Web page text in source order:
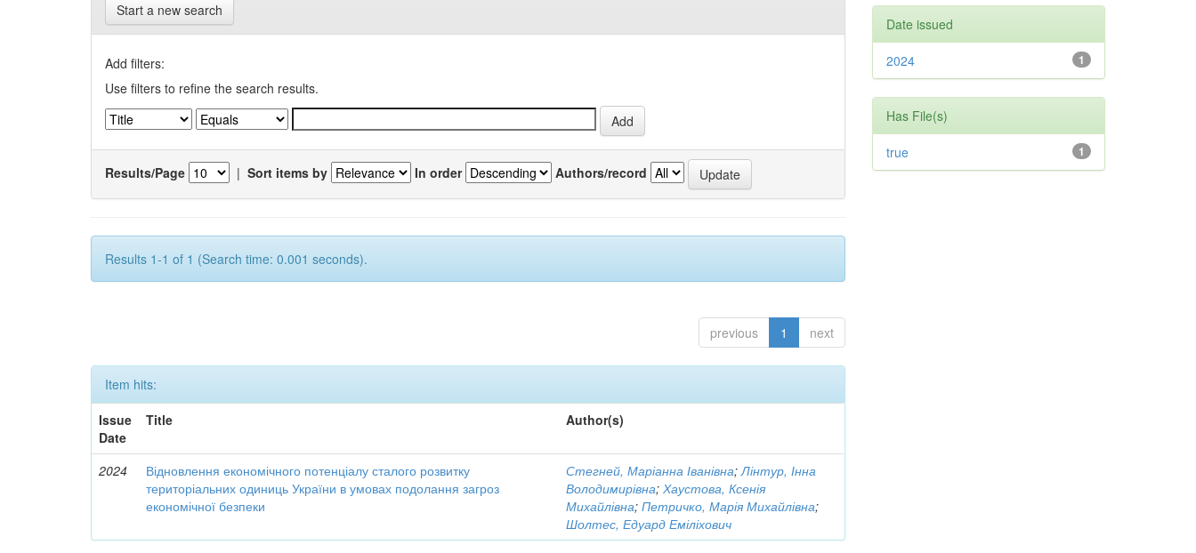
Start a new search
Add filters:
Use filters to refine the search results.
Results/Page | Sort items by In order Authors/record
Results 1-1 of 1 (Search time: 0.001 seconds).
previous 1 next
Item hits:
Issue
Date
Title Author(s)
2024
Відновлення економічного потенціалу сталого розвитку
територіальних одиниць України в умовах подолання загроз
економічної безпеки
Стегней, Маріанна Іванівна;Лінтур, Інна
Володимирівна;Хаустова, Ксенія
Михайлівна;Петричко, Марія Михайлівна;
Шолтес, Едуард Еміліхович
Date issued
1
2024
Has File(s)
1
true